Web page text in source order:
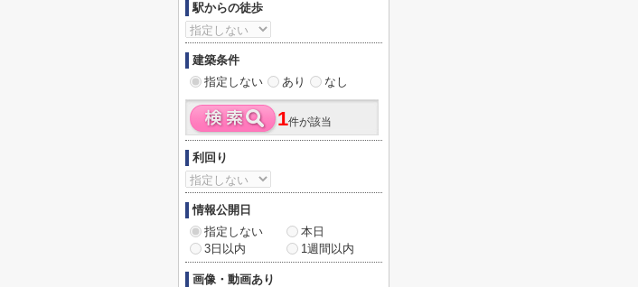
駅からの徒歩
建築条件
指定しない
あり なし
1件が該当
利回り
情報公開日
指定しない
本日
3日以内
1週間以内
画像・動画あり